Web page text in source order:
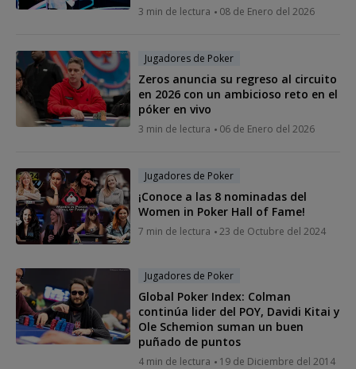
3 min de lectura 08 de Enero del 2026
Jugadores de Poker
Zeros anuncia su regreso al circuito
en 2026 con un ambicioso reto en el
póker en vivo
3 min de lectura 06 de Enero del 2026
Jugadores de Poker
¡Conoce a las 8 nominadas del
Women in Poker Hall of Fame!
7 min de lectura 23 de Octubre del 2024
Jugadores de Poker
Global Poker Index: Colman
continúa lider del POY, Davidi Kitai y
Ole Schemion suman un buen
puñado de puntos
4 min de lectura 19 de Diciembre del 2014